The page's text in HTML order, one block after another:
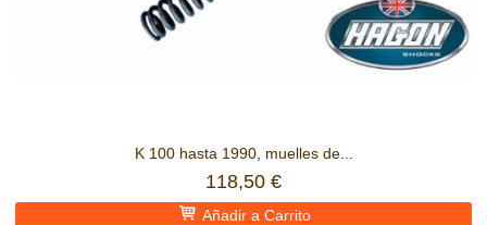
K 100 hasta 1990, muelles de...
118,50 €
Añadir a Carrito